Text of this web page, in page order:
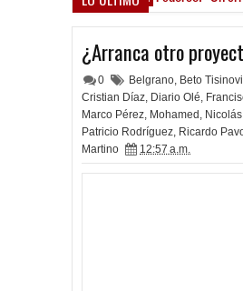
¿Arranca otro
0 Belgrano, Beto
Cristian Díaz, Diario Olé,
Marco Pérez, Mohamed ,
Patricio Rodríguez, Ricardo
Martino
12:57 a.m.